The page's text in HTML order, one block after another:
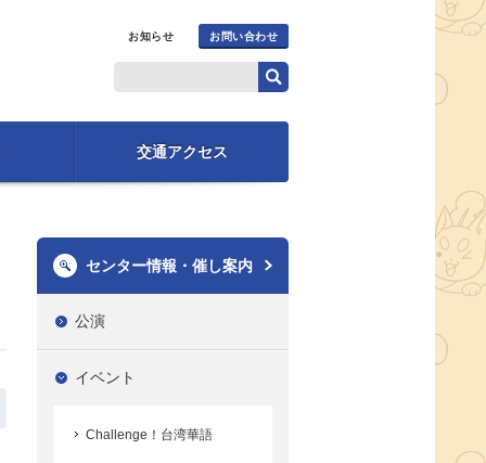
お知らせ お問い合わせ
交通アクセス
センター情報・催し案内
公演
イベント
Challenge！台湾華語